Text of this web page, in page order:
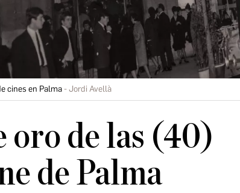
cines en Palma Jordi Avellà
oro de las (40)
de Palma